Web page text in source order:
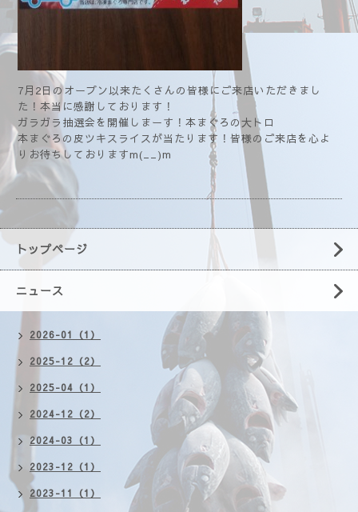
7月2日のオープン以来たくさんの皆様にご来店いただきまし
た！本当に感謝しております！
ガラガラ抽選会を開催しまーす！本まぐろの大トロ
本まぐろの皮ツキスライスが当たります！皆様のご来店を心よ
りお待ちしておりますm(__)m
トップページ
ニュース
2026-01（1）
2025-12（2）
2025-04（1）
2024-12（2）
2024-03（1）
2023-12（1）
2023-11（1）